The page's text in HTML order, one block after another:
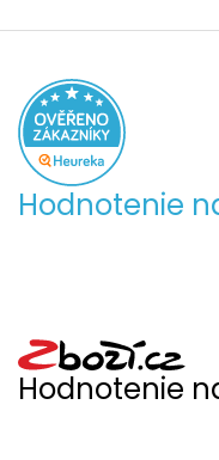
Hodnotenie
Hodnotenie